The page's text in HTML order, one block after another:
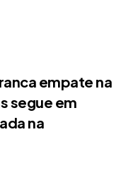
empate na
segue em
na